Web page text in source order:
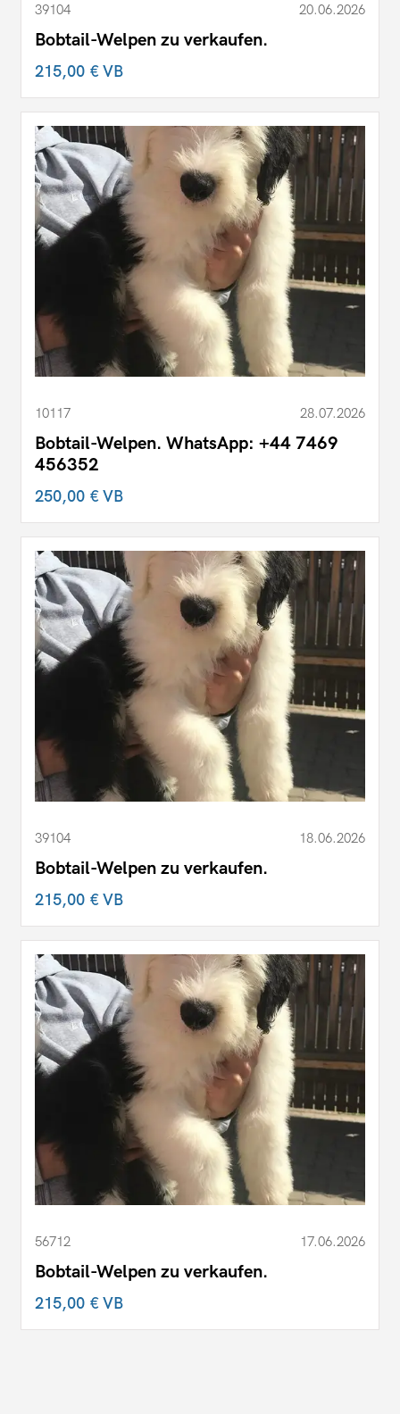
39104 20.06.2026
Bobtail-Welpen zu verkaufen.
215,00 €VB
10117 28.07.2026
Bobtail-Welpen. WhatsApp: +44 7469
456352
250,00 €VB
39104 18.06.2026
Bobtail-Welpen zu verkaufen.
215,00 €VB
56712 17.06.2026
Bobtail-Welpen zu verkaufen.
215,00 €VB